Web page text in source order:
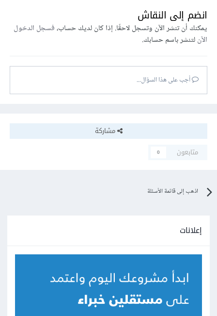
انضم إلى النقاش
يمكنك أن تنشر الآن وتسجل لاحقًا. إذا كان لديك حساب،فسجل الدخول
الآنلتنشر باسم حسابك.
أجب على هذا السؤال...
مشاركة
متابعون
0
اذهب إلى قائمة الأسئلة
إعلانات